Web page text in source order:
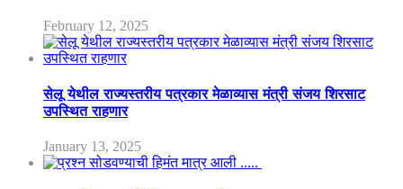
February 12, 2025
सेलू येथील राज्यस्तरीय पत्रकार मेळाव्यास मंत्री संजय शिरसाट
उपस्थित राहणार
January 13, 2025